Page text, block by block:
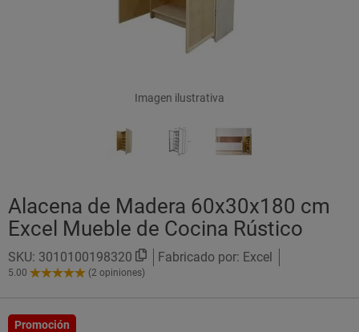
Imagen ilustrativa
Alacena de Madera 60x30x180 cm
Excel Mueble de Cocina Rústico
SKU: 3010100198320 Fabricado por: Excel
5.00
5.00
Estrellas!
(2 opiniones)
Promoción